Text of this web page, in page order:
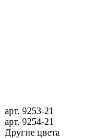
арт. 9253-21
арт. 9254-21
Другие цвета